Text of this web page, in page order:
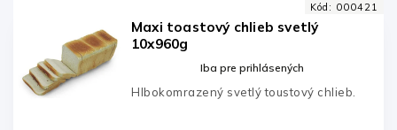
Maxi toastový chlieb svetlý
10x960g
Iba pre prihlásených
Hlbokomrazený svetlý toustový chlieb.
Kód: 000421